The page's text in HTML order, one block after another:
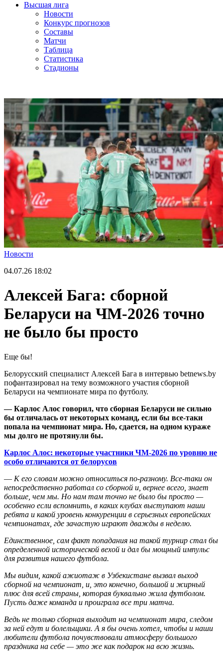
Высшая лига
Новости
Конкурс прогнозов
Составы
Матчи
Таблица
Статистика
Стадионы
Новости
04.07.26 18:02
Алексей Бага: сборной
Беларуси на ЧМ-2026 точно
не было бы просто
Еще бы!
Белорусский специалист Алексей Бага в интервью betnews.by
пофантазировал на тему возможного участия сборной
Беларуси на чемпионате мира по футболу.
— Карлос Алос говорил, что сборная Беларуси не сильно
бы отличалась от некоторых команд, если бы все-таки
попала на чемпионат мира. Но, сдается, на одном кураже
мы долго не протянули бы.
Карлос Алос: некоторые участники ЧМ-2026 по уровню не
особо отличаются от белорусов
— К его словам можно относиться по-разному. Все-таки он
непосредственно работал со сборной и, вернее всего, знает
больше, чем мы. Но нам там точно не было бы просто —
особенно если вспомнить, в каких клубах выступают наши
ребята и какой уровень конкуренции в серьезных европейских
чемпионатах, где зачастую играют дважды в неделю.
Единственное, сам факт попадания на такой турнир стал бы
определенной исторической вехой и дал бы мощный импульс
для развития нашего футбола.
Мы видим, какой ажиотаж в Узбекистане вызвал выход
сборной на чемпионат, и, это конечно, большой и жирный
плюс для всей страны, которая буквально жила футболом.
Пусть даже команда и проиграла все три матча.
Ведь не только сборная выходит на чемпионат мира, следом
за ней едут и болельщики. А я бы очень хотел, чтобы и наши
любители футбола почувствовали атмосферу большого
праздника на себе — это же как подарок на всю жизнь.